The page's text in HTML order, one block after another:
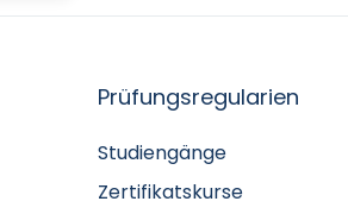
Prüfungsregularien
Studiengänge
Zertifikatskurse